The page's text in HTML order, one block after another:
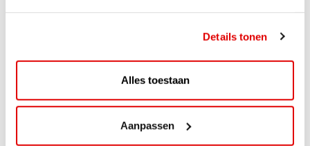
Details tonen
Alles toestaan
Aanpassen
ACTIE
ViaLuxury Hotels